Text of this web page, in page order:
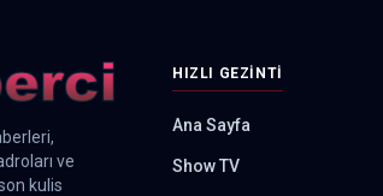
ve
kulis
HIZLI GEZINTI
Ana Sayfa
Show TV